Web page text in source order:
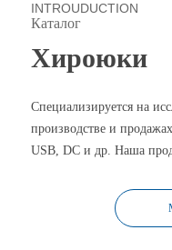
INTROUDUCTION
Каталог
Хироюки
Специализируется на
производстве и
USB, DC и др. Наша
областях цифровых